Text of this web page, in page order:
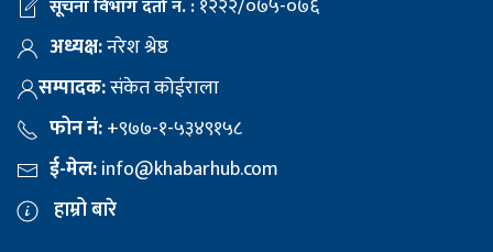
सूचना विभाग दर्ता नं. :
अध्यक्ष:नरेश श्रेष्ठ
सम्पादक:संकेत कोईराला
फोन नं:+९७७-१-५३४९१५८
ई-मेल:info@khabarhub.com
हाम्रो बारे